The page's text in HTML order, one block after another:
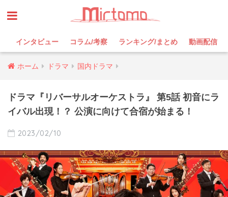
インタビュー コラム/考察 ランキング/まとめ 動画配信
ホーム ドラマ 国内ドラマ
ドラマ『リバーサルオーケストラ』 第5話 初音にラ
イバル出現！？ 公演に向けて合宿が始まる！
2023/02/10